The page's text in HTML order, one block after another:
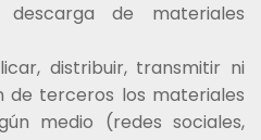
de materiales
distribuir, transmitir ni
de terceros los materiales
medio (redes sociales,